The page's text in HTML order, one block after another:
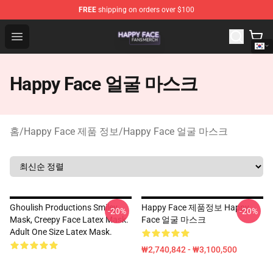
FREE shipping on orders over $100
Open menu
Happy Face Shop - Official Happy Face Merchandise
Happy Face 얼굴 마스크
홈/Happy Face 제품 정보/Happy Face 얼굴 마스크
Ghoulish Productions Smiley
Mask, Creepy Face Latex Mask.
Adult One Size Latex Mask.
-20%
Happy Face 제품정보 Happy
Face 얼굴 마스크
₩2,740,842 - ₩3,100,500
-20%